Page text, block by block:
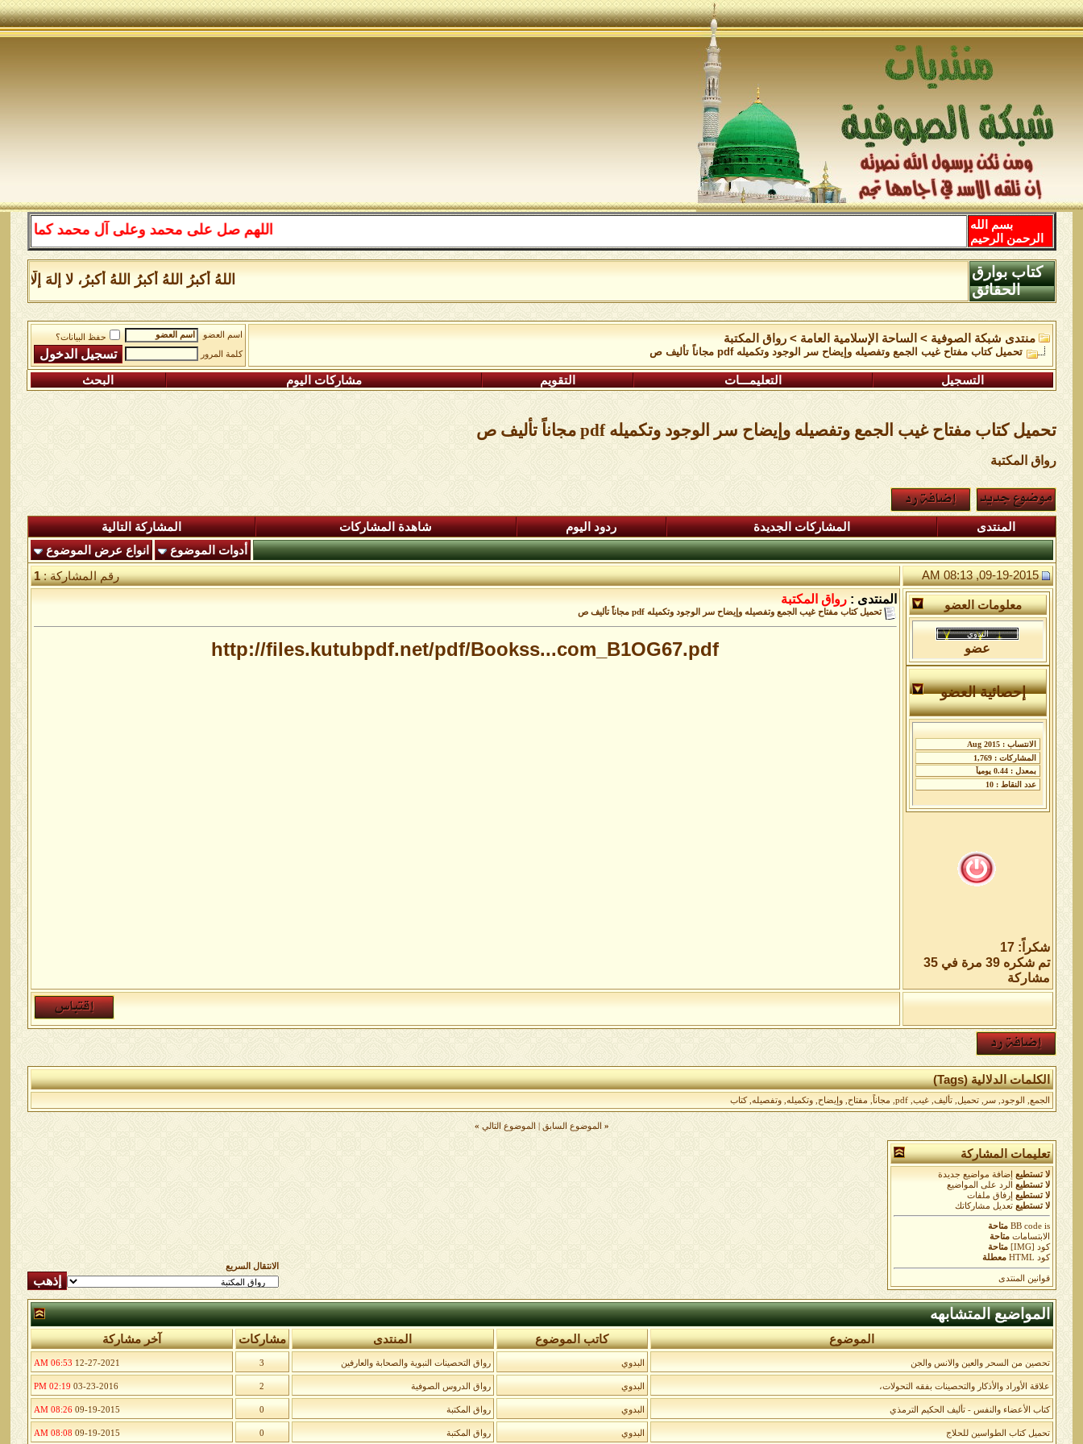
اللهم صل على محمد وعلى آل محمد كما صليت على
بسم الله
الرحمن الرحيم
اللهُ أكبرُ اللهُ أكبرُ اللهُ أكبرُ، لا إلهَ إلَّا
كتاب بوارق
الحقائق
منتدى شبكة الصوفية > الساحة اﻹسلامية العامة >رواق المكتبة
تحميل كتاب مفتاح غيب الجمع وتفصيله وإيضاح سر الوجود وتكميله pdf مجاناً تأليف ص
اسم العضو
حفظ البيانات؟
كلمة المرور
التسجيل التعليمـــات التقويم مشاركات اليوم البحث
تحميل كتاب مفتاح غيب الجمع وتفصيله وإيضاح سر الوجود وتكميله pdf مجاناً تأليف ص
رواق المكتبة
المنتدى المشاركات الجديدة ردود اليوم شاهدة المشاركات
المشاركة التالية
أدوات الموضوع
انواع عرض الموضوع
09-19-2015, 08:13 AM
رقم المشاركة :1
معلومات العضو
عضو
إحصائية العضو
شكراً: 17
تم شكره 39 مرة في 35
مشاركة
المنتدى : رواق المكتبة
تحميل كتاب مفتاح غيب الجمع وتفصيله وإيضاح سر الوجود وتكميله pdf مجاناً تأليف ص
http://files.kutubpdf.net/pdf/Bookss...com_B1OG67.pdf
الكلمات الدلالية (Tags)
الجمع الوجود ,سر ,تحميل ,تأليف ,غيب ,
pdf مجاناً مفتاح ,وإيضاح ,وتكميله ,وتفصيله ,كتاب
« الموضوع السابق الموضوع التالي »
تعليمات المشاركة
لا تستطيع
إضافة مواضيع جديدة
لا تستطيع
الرد على المواضيع
لا تستطيع
إرفاق ملفات
لا تستطيع تعديل مشاركاتك
BB codeis
متاحة
الابتسامات متاحة
كود [IMG]
متاحة
كود HTML
معطلة
قوانين المنتدى
الانتقال السريع
المواضيع المتشابهه
الموضوع كاتب الموضوع المنتدى مشاركات آخر مشاركة
تحصين من السحر والعين والانس والجن البدوي رواق التحصينات النبوية والصحابة والعارفين 3
12-27-2021
06:53 AM
علاقة الأوراد والأذكار والتحصينات بفقه التحولات، البدوي رواق الدروس الصوفية 2
03-23-2016
02:19 PM
كتاب الأعضاء والنفس - تأليف الحكيم الترمذي البدوي رواق المكتبة 0
09-19-2015
08:26 AM
تحميل كتاب الطواسين للحلاج البدوي رواق المكتبة 0
09-19-2015
08:08 AM